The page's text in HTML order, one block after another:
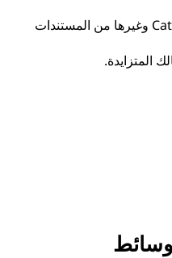
تتوفر كتيبات منتجات Caterpillar وغيرها من المستندات
المتزايدة.